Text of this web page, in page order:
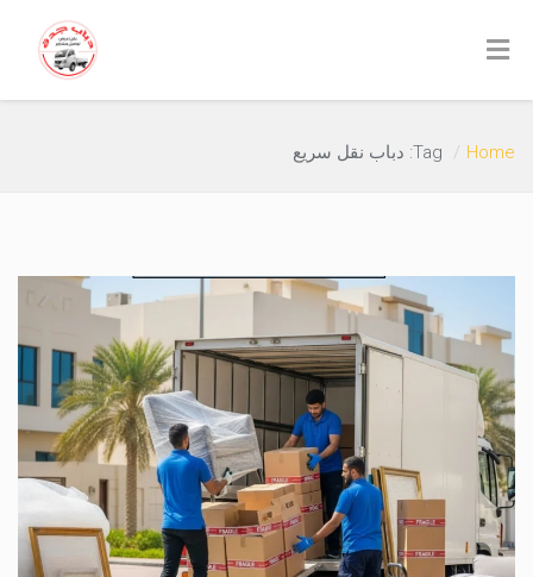
Home Tag: دباب نقل سريع